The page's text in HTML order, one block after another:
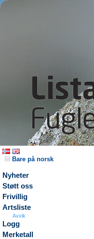
Bare på norsk
Nyheter
Støtt oss
Frivillig
Artsliste
Avvik
Logg
Merketall